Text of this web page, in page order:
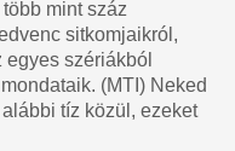
mint száz
sitkomjaikról,
szériákból
(MTI) Neked
tíz közül, ezeket